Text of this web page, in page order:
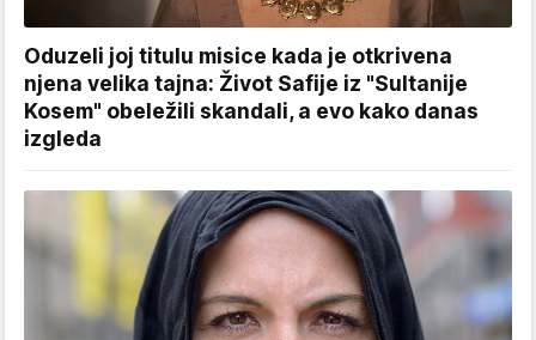
Oduzeli joj titulu misice kada je otkrivena
njena velika tajna: Život Safije iz "Sultanije
Kosem" obeležili skandali, a evo kako danas
izgleda